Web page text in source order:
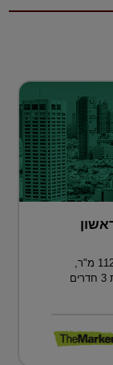
בראשון
וגם: בעפולה נמכרה דירת גן בת 5.5 חדרים, 112 מ"ר,
תמורת 1.45 מיליון שקל ■ ובכמה נמכרה דירת 3 חדרים